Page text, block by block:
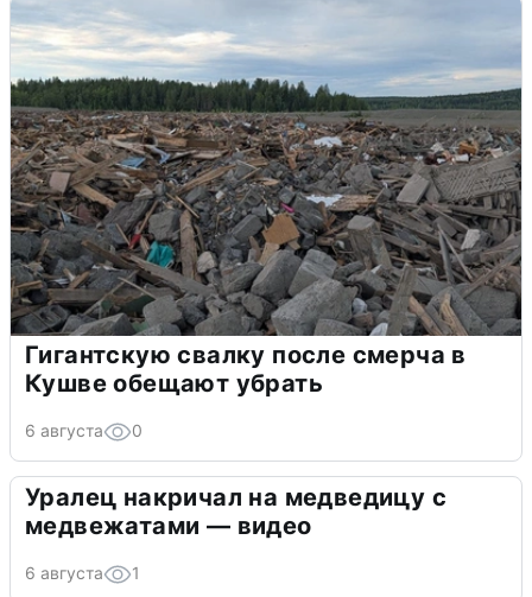
Гигантскую свалку после смерча в
Кушве обещают убрать
6 августа 0
Уралец накричал на медведицу с
медвежатами — видео
6 августа 1